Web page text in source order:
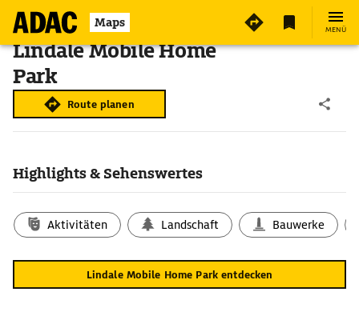
Maps MENÜ
Lindale Mobile Home
Park
Route planen
Highlights & Sehenswertes
Aktivitäten Landschaft Bauwerke
Lindale Mobile Home Park entdecken